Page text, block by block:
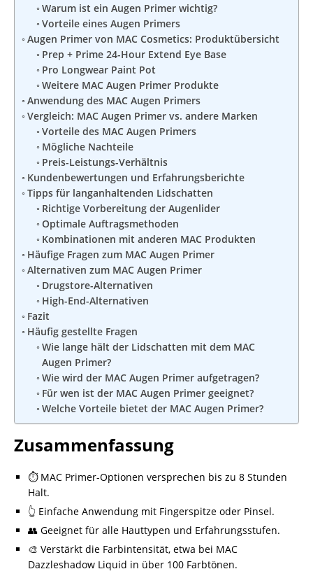
Warum ist ein Augen Primer wichtig?
Vorteile eines Augen Primers
Augen Primer von MAC Cosmetics: Produktübersicht
Prep + Prime 24-Hour Extend Eye Base
Pro Longwear Paint Pot
Weitere MAC Augen Primer Produkte
Anwendung des MAC Augen Primers
Vergleich: MAC Augen Primer vs. andere Marken
Vorteile des MAC Augen Primers
Mögliche Nachteile
Preis-Leistungs-Verhältnis
Kundenbewertungen und Erfahrungsberichte
Tipps für langanhaltenden Lidschatten
Richtige Vorbereitung der Augenlider
Optimale Auftragsmethoden
Kombinationen mit anderen MAC Produkten
Häufige Fragen zum MAC Augen Primer
Alternativen zum MAC Augen Primer
Drugstore-Alternativen
High-End-Alternativen
Fazit
Häufig gestellte Fragen
Wie lange hält der Lidschatten mit dem MAC
Augen Primer?
Wie wird der MAC Augen Primer aufgetragen?
Für wen ist der MAC Augen Primer geeignet?
Welche Vorteile bietet der MAC Augen Primer?
Zusammenfassung
⏱️ MAC Primer-Optionen versprechen bis zu 8 Stunden
Halt.
👆 Einfache Anwendung mit Fingerspitze oder Pinsel.
👥 Geeignet für alle Hauttypen und Erfahrungsstufen.
🎨 Verstärkt die Farbintensität, etwa bei MAC
Dazzleshadow Liquid in über 100 Farbtönen.